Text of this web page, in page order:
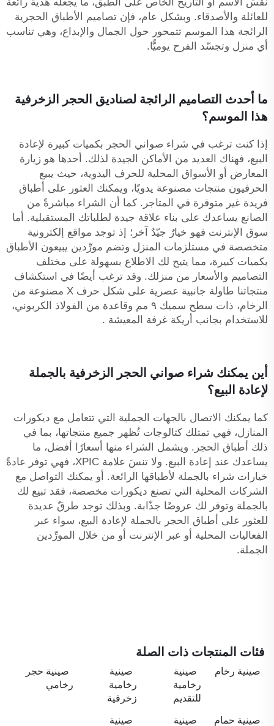
للعائلة والأصدقاء. وبشكل عام، فإن تصاميم الأطباق الحجرية
الرائجة هذا الموسم تتمحور حول الجمال والإبداع، وهي تناسب
أي منزل وتجسّد الفرح يوميًّا.
ما أحدث التصاميم الرائجة لصناديق الحجر الزخرفية
هذا الموسم؟
إذا كنت ترغب في شراء صواني الحجر بكميات كبيرة لإعادة
البيع، فهناك العديد من الأماكن الجيدة لذلك. أحدها هو زيارة
المعارض أو الأسواق المحلية للحرف اليدوية، حيث يبيع
الحرفيون منتجات مصنوعة يدويًا، ويمكنك العثور على أطباق
فريدة غير متوفرة في المتاجر. كما أن الشراء مباشرةً من
الصانع يساعدك على بناء علاقة جيدة لطلباتك المستقبلية. أما
سوق الإنترنت فهو خيارٌ جيّدٌ آخر؛ إذ توجد مواقع إلكترونية
متخصصة في مستلزمات المنزل وتضم مورِّدين يبيعون الأطباق
بكميات كبيرة، مما يتيح لك الاطلاع بسهولة على مختلف
التصاميم والأسعار من منزلك. وقد ترغب أيضًا في استكشاف
منتجاتنا
طاولة جانبية عصرية على شكل حرف X مصنوعة من
الرخام، ذات سطح سميك ٩ مم وقاعدة من الفولاذ الكربوني،
للاستخدام بجانب أريكة غرفة المعيشة .
أين يمكنك شراء صواني الحجر الزخرفية بالجملة
لإعادة البيع؟
كما يمكنك الاتصال بالجهات الجملية التي تتعامل مع ديكورات
المنازل، فهي تمتلك كتالوجات تُظهر جميع منتجاتها، بما في
ذلك أطباق الحجر. ويشمل الشراء منها أسعارًا أفضل، ما
يساعدك عند إعادة البيع. ولا تنسَ علامة XPIC، فهي توفر عادةً
خيارات شراء بالجملة لأطباقها الرائعة. أو يمكنك التواصل مع
الشركات المحلية التي تصنع ديكورات مخصصة، فقد تبيع لك
بالجملة وتوفر لك عروضًا جذّابة. وبذلك توجد طرقٌ عديدة
للعثور على أطباق الحجر بالجملة لإعادة البيع، سواء عبر
الفعاليات المحلية أو عبر الإنترنت أو من خلال المورِّدين
الجملة.
فئات المنتجات ذات الصلة
صينية رخام
صينية
رخامية
للتقديم
صينية
رخامية
زخرفية
صينية حجر
رخامي
صينية حمام
صينية
صينية